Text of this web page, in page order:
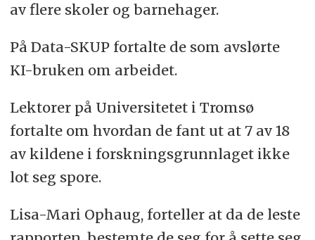
av flere skoler og barnehager.
På Data-SKUP fortalte de som avslørte
KI-bruken om arbeidet.
Lektorer på Universitetet i Tromsø
fortalte om hvordan de fant ut at 7 av 18
av kildene i forskningsgrunnlaget ikke
lot seg spore.
Lisa-Mari Ophaug, forteller at da de leste